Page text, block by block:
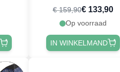
€ 159,90€ 133,90
Op voorraad
IN WINKELMAND